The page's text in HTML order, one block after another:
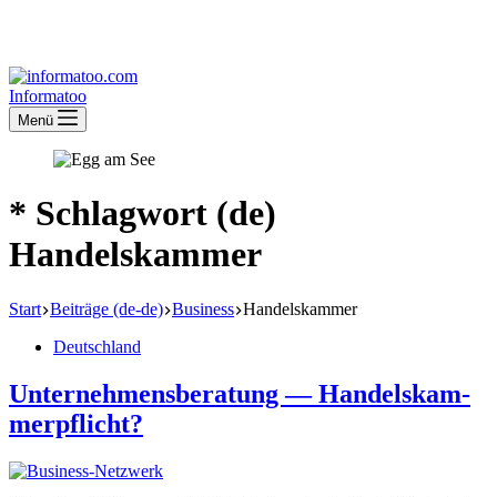
Informatoo
Menü
* Schlagwort (de)
Handelskammer
Start Beiträge (de-de) Business Handelskammer
Deutschland
Unter­neh­mens­be­ratung — Handels­kam­
mer­pflicht?